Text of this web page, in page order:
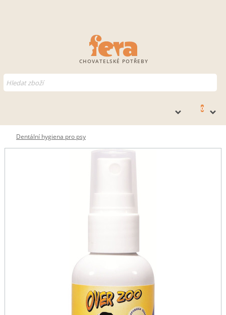
CHOVATELSKÉ POTŘEBY
0
Dentální hygiena pro psy